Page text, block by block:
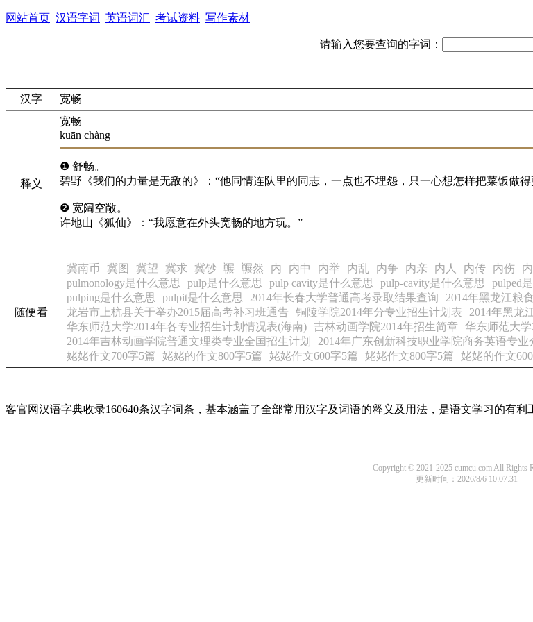
网站首页 汉语字词 英语词汇 考试资料 写作素材
请输入您要查询的字词：
汉字 宽畅
释义
宽畅
kuān chàng
❶ 舒畅。
碧野《我们的力量是无敌的》：“他同情连队里的同志，一点也不埋怨，只一心想怎样把菜饭做
❷ 宽阔空敞。
许地山《狐仙》：“我愿意在外头宽畅的地方玩。”
随便看
冀南币 冀图 冀望 冀求 冀钞 冁 冁然 内 内中 内举 内乱 内争 内亲 内人 内传 内伤
pulmonology是什么意思
pulp是什么意思 pulp cavity是什么意思 pulp-cavity是什么意思 pulped
pulping是什么意思
pulpit是什么意思 2014年长春大学普通高考录取结果查询
2014年黑龙江粮
龙岩市上杭县关于举办2015届高考补习班通告
铜陵学院2014年分专业招生计划表
2014年黑龙
华东师范大学2014年各专业招生计划情况表(海南) 吉林动画学院2014年招生简章
华东师范大
2014年吉林动画学院普通文理类专业全国招生计划
2014年广东创新科技职业学院商务英语专业
姥姥作文700字5篇
姥姥的作文800字5篇 姥姥作文600字5篇 姥姥作文800字5篇 姥姥的作文
客官网汉语字典收录160640条汉字词条，基本涵盖了全部常用汉字及词语的释义及用法，是语文学习的有利
Copyright © 2021-2025 cumcu.com All Rights
更新时间：2026/8/6 10:07:31